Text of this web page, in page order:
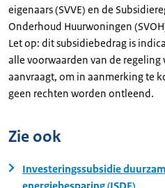
eigenaars (SVVE) en de
Onderhoud Huurwoningen
Let op: dit subsidiebedrag is
alle voorwaarden van de regeling
aanvraagt, om in aanmerking te
geen rechten worden ontleend.
Zie ook
Investeringssubsidie